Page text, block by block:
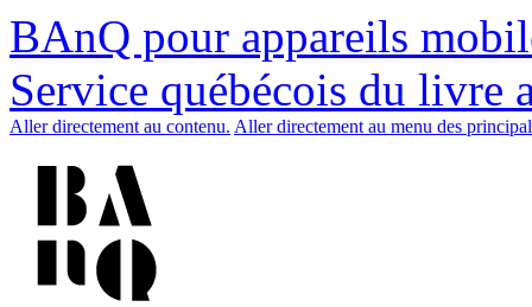
BAnQ pour appareils
Service québécois du livre
Aller directement au contenu. Aller directement au menu des